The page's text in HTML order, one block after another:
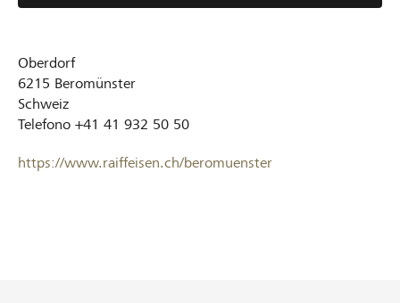
Oberdorf
6215 Beromünster
Schweiz
Telefono +41 41 932 50 50
https://www.raiffeisen.ch/beromuenster